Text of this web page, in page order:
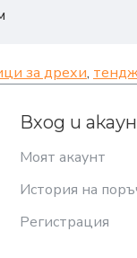
за дрехи,
Вход и
Моят акаунт
История на
Регистрация